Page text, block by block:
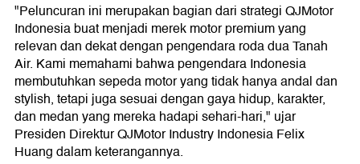
"Peluncuran ini merupakan bagian dari strategi QJMotor
Indonesia buat menjadi merek motor premium yang
relevan dan dekat dengan pengendara roda dua Tanah
Air. Kami memahami bahwa pengendara Indonesia
membutuhkan sepeda motor yang tidak hanya andal dan
stylish, tetapi juga sesuai dengan gaya hidup, karakter,
dan medan yang mereka hadapi sehari-hari," ujar
Presiden Direktur QJMotor Industry Indonesia Felix
Huang dalam keterangannya.